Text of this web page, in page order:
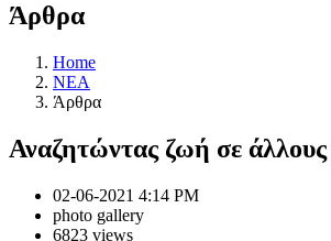
Άρθρα
Home
NEA
Άρθρα
Αναζητώντας ζωή σε
02-06-2021 4:14 PM
photo gallery
6823 views